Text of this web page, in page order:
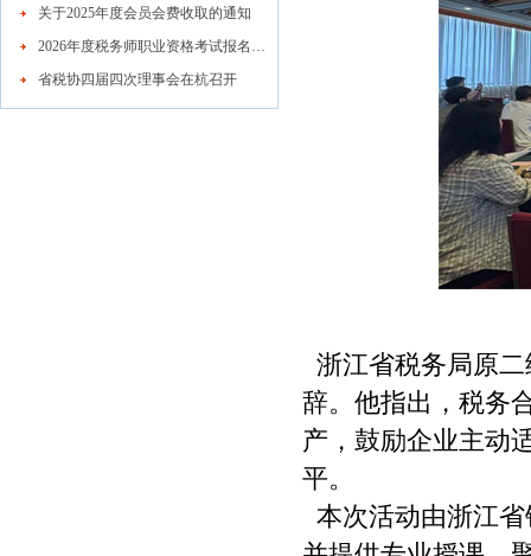
关于2025年度会员会费收取的通知
2026年度税务师职业资格考试报名公告
省税协四届四次理事会在杭召开
浙江省税务局原
辞。他指出，税务
产，鼓励企业主动
平。
本次活动由浙江